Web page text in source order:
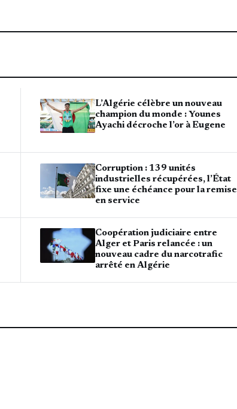
L’Algérie célèbre un nouveau
champion du monde : Younes
Ayachi décroche l’or à Eugene
Corruption : 139 unités
industrielles récupérées, l’État
fixe une échéance pour la remise
en service
Coopération judiciaire entre
Alger et Paris relancée : un
nouveau cadre du narcotrafic
arrêté en Algérie